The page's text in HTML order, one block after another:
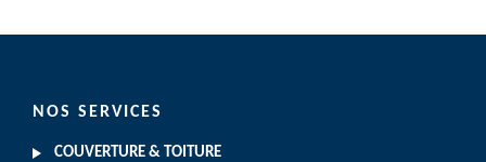
NOS SERVICES
COUVERTURE & TOITURE